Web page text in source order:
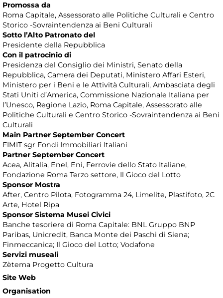
Promossa da
Roma Capitale, Assessorato alle Politiche Culturali e Centro
Storico -Sovraintendenza ai Beni Culturali
Sotto l’Alto Patronato del
Presidente della Repubblica
Con il patrocinio di
Presidenza del Consiglio dei Ministri, Senato della
Repubblica, Camera dei Deputati, Ministero Affari Esteri,
Ministero per i Beni e le Attività Culturali, Ambasciata degli
Stati Uniti d’America, Commissione Nazionale Italiana per
l’Unesco, Regione Lazio, Roma Capitale, Assessorato alle
Politiche Culturali e Centro Storico -Sovraintendenza ai Beni
Culturali
Main Partner September Concert
FIMIT sgr Fondi Immobiliari Italiani
Partner September Concert
Acea, Alitalia, Enel, Eni, Ferrovie dello Stato Italiane,
Fondazione Roma Terzo settore, Il Gioco del Lotto
Sponsor Mostra
After, Centro Pilota, Fotogramma 24, Limelite, Plastifoto, 2C
Arte, Hotel Ripa
Sponsor Sistema Musei Civici
Banche tesoriere di Roma Capitale: BNL Gruppo BNP
Paribas, Unicredit, Banca Monte dei Paschi di Siena;
Finmeccanica; Il Gioco del Lotto; Vodafone
Servizi museali
Zètema Progetto Cultura
Site Web
Organisation